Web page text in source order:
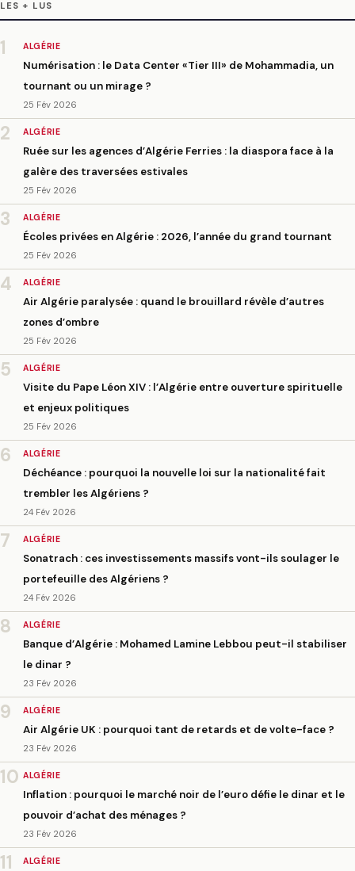
LES + LUS
1 ALGÉRIE
Numérisation : le Data Center «Tier III» de Mohammadia, un
tournant ou un mirage ?
25 Fév 2026
2 ALGÉRIE
Ruée sur les agences d’Algérie Ferries : la diaspora face à la
galère des traversées estivales
25 Fév 2026
3 ALGÉRIE
Écoles privées en Algérie : 2026, l’année du grand tournant
25 Fév 2026
4 ALGÉRIE
Air Algérie paralysée : quand le brouillard révèle d’autres
zones d’ombre
25 Fév 2026
5 ALGÉRIE
Visite du Pape Léon XIV : l’Algérie entre ouverture spirituelle
et enjeux politiques
25 Fév 2026
6 ALGÉRIE
Déchéance : pourquoi la nouvelle loi sur la nationalité fait
trembler les Algériens ?
24 Fév 2026
7 ALGÉRIE
Sonatrach : ces investissements massifs vont-ils soulager le
portefeuille des Algériens ?
24 Fév 2026
8 ALGÉRIE
Banque d’Algérie : Mohamed Lamine Lebbou peut-il stabiliser
le dinar ?
23 Fév 2026
9 ALGÉRIE
Air Algérie UK : pourquoi tant de retards et de volte-face ?
23 Fév 2026
10 ALGÉRIE
Inflation : pourquoi le marché noir de l’euro défie le dinar et le
pouvoir d’achat des ménages ?
23 Fév 2026
11 ALGÉRIE